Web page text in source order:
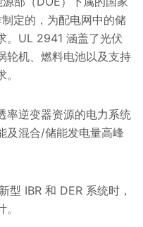
定的，为配电网中的储
。UL 2941 涵盖了光伏
轮机、燃料电池以及支持
率逆变器资源的电力系统
及混合/储能发电量高峰
型 IBR 和 DER 系统时，